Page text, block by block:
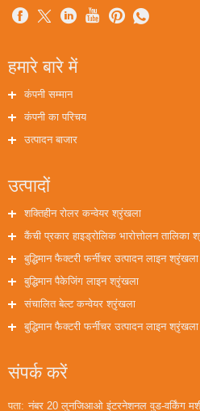
हमारे बारे में
कंपनी सम्मान
कंपनी का परिचय
उत्पादन बाजार
उत्पादों
शक्तिहीन रोलर कन्वेयर श्रृंखला
कैंची प्रकार हाइड्रोलिक भारोत्तोलन तालिका
बुद्धिमान फैक्टरी फर्नीचर उत्पादन लाइन श्रृंखला
बुद्धिमान पैकेजिंग लाइन श्रृंखला
संचालित बेल्ट कन्वेयर श्रृंखला
बुद्धिमान फैक्टरी फर्नीचर उत्पादन लाइन
संपर्क करें
पता: नंबर 20 लुनजिआओ इंटरनेशनल वुड-वर्किंग